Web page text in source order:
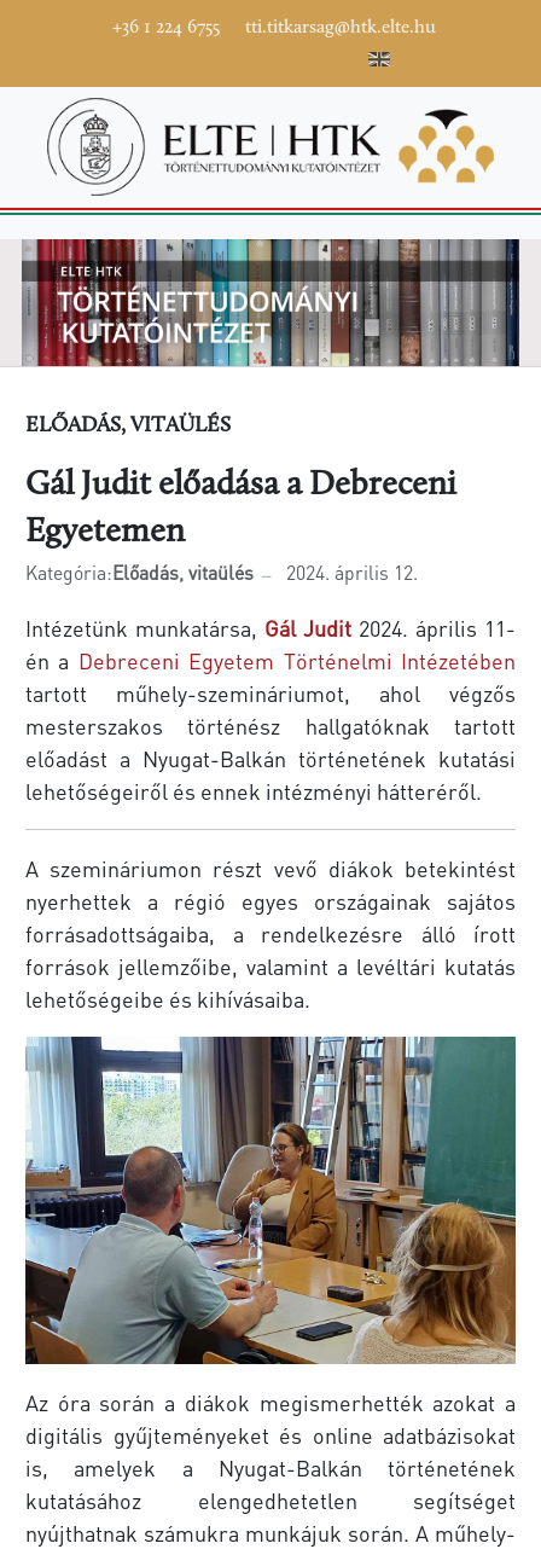
+36 1 224 6755 tti.titkarsag@htk.elte.hu
ELŐADÁS, VITAÜLÉS
Gál Judit előadása a Debreceni
Egyetemen
Kategória:Előadás, vitaülés 2024. április 12.
Intézetünk munkatársa, Gál Judit 2024. április 11-
én a Debreceni Egyetem Történelmi Intézetében
tartott műhely-szemináriumot, ahol végzős
mesterszakos történész hallgatóknak tartott
előadást a Nyugat-Balkán történetének kutatási
lehetőségeiről és ennek intézményi hátteréről.
A szemináriumon részt vevő diákok betekintést
nyerhettek a régió egyes országainak sajátos
forrásadottságaiba, a rendelkezésre álló írott
források jellemzőibe, valamint a levéltári kutatás
lehetőségeibe és kihívásaiba.
Az óra során a diákok megismerhették azokat a
digitális gyűjteményeket és online adatbázisokat
is, amelyek a Nyugat-Balkán történetének
kutatásához elengedhetetlen segítséget
nyújthatnak számukra munkájuk során. A műhely-